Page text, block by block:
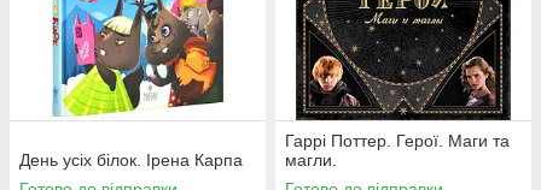
День усіх білок. Ірена Карпа
Гаррі Поттер. Герої. Маги та
магли.